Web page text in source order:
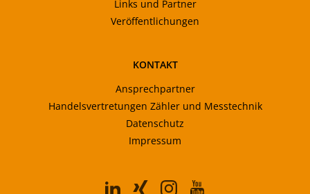
Links und Partner
Veröffentlichungen
KONTAKT
Ansprechpartner
Handelsvertretungen Zähler und Messtechnik
Datenschutz
Impressum